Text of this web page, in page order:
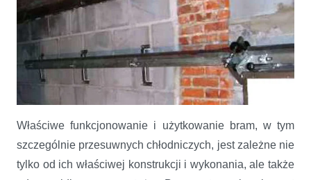
Problematyka montażu przesuwnych bram chłodniczych
Właściwe funkcjonowanie i użytkowanie bram, w tym
szczególnie przesuwnych chłodniczych, jest zależne nie
tylko od ich właściwej konstrukcji i wykonania, ale także